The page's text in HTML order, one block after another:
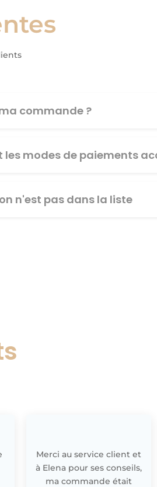
commande ?
les modes de paiements
n'est pas dans la liste
Merci au service client et
à Elena pour ses conseils,
ma commande était